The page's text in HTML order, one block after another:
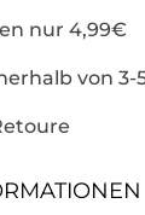
nur 4,99€
von 3-